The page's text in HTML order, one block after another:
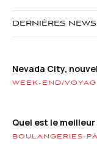
DERNIÈRES NEWS
Nevada City,
WEEK-END/
Quel est le
BOULANGERIES-